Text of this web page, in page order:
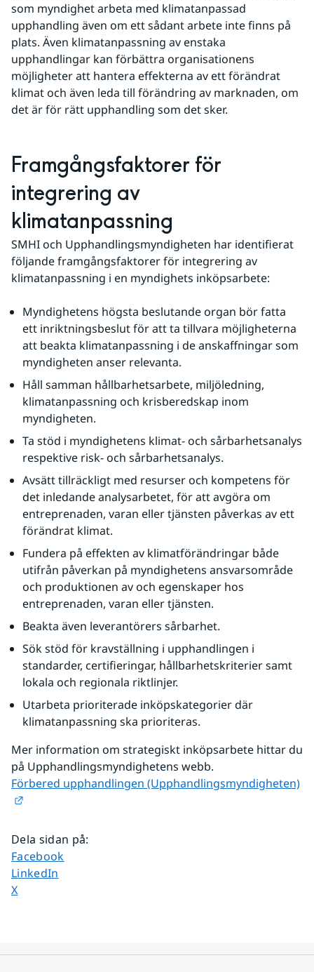
som myndighet arbeta med klimatanpassad
upphandling även om ett sådant arbete inte finns på
plats. Även klimatanpassning av enstaka
upphandlingar kan förbättra organisationens
möjligheter att hantera effekterna av ett förändrat
klimat och även leda till förändring av marknaden, om
det är för rätt upphandling som det sker.
Framgångsfaktorer för
integrering av
klimatanpassning
SMHI och Upphandlingsmyndigheten har identifierat
följande framgångsfaktorer för integrering av
klimatanpassning i en myndighets inköpsarbete:
Myndighetens högsta beslutande organ bör fatta
ett inriktningsbeslut för att ta tillvara möjligheterna
att beakta klimatanpassning i de anskaffningar som
myndigheten anser relevanta.
Håll samman hållbarhetsarbete, miljöledning,
klimatanpassning och krisberedskap inom
myndigheten.
Ta stöd i myndighetens klimat- och sårbarhetsanalys
respektive risk- och sårbarhetsanalys.
Avsätt tillräckligt med resurser och kompetens för
det inledande analysarbetet, för att avgöra om
entreprenaden, varan eller tjänsten påverkas av ett
förändrat klimat.
Fundera på effekten av klimatförändringar både
utifrån påverkan på myndighetens ansvarsområde
och produktionen av och egenskaper hos
entreprenaden, varan eller tjänsten.
Beakta även leverantörers sårbarhet.
Sök stöd för kravställning i upphandlingen i
standarder, certifieringar, hållbarhetskriterier samt
lokala och regionala riktlinjer.
Utarbeta prioriterade inköpskategorier där
klimatanpassning ska prioriteras.
Mer information om strategiskt inköpsarbete hittar du
på Upphandlingsmyndighetens webb.
​​​​​​​Förbered upphandlingen (Upphandlingsmyndigheten)
Dela sidan på:
Dela sidan på
Facebook
Dela sidan på
LinkedIn
Dela sidan på
X